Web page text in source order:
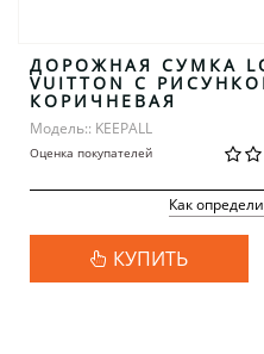
ДОРОЖНАЯ СУМКА
VUITTON С
КОРИЧНЕВАЯ
Модель:: KEEPALL
Оценка покупателей
Как
КУПИТЬ